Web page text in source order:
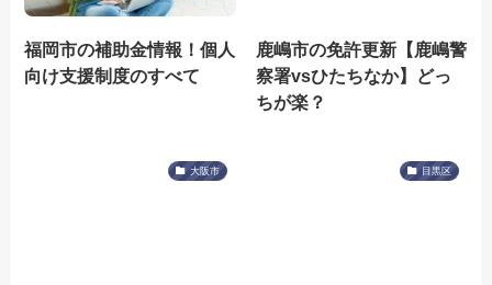
福岡市の補助金情報！個人
向け支援制度のすべて
鹿嶋市の免許更新【鹿嶋警
察署vsひたちなか】どっ
ちが楽？
大阪市 目黒区